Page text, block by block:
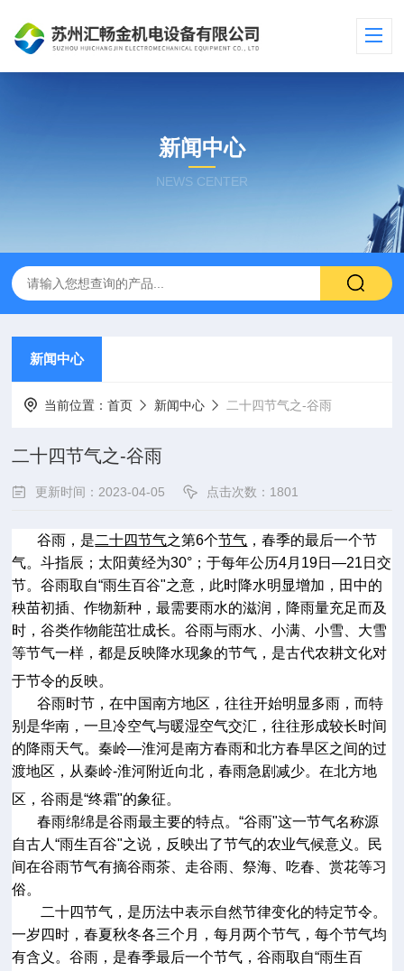
新闻中心
NEWS CENTER
新闻中心
当前位置：首页 新闻中心 二十四节气之-谷雨
二十四节气之-谷雨
更新时间：2023-04-05 点击次数：1801
谷雨，是二十四节气之第6个节气 ，春季的最后一个节
气。斗指辰；太阳黄经为30° ；于每年公历4月 19日—21 日交
节。谷雨取自“雨生百谷"之意，此时降水明显增加，田中的
秧苗初插、作物新种，最需要雨水的滋润，降雨量充足而及
时，谷类作物能茁壮成长。谷雨与雨水、小满、小雪、大雪
等节气一样，都是反映降水现象的节气，是古代农耕文化对
于节令的反映。
谷雨时节，在中国南方地区，往往开始明显多雨，而特
别是华南，一旦冷空气与暖湿空气交汇，往往形成较长时间
的降雨天气。秦岭—淮河是南方春雨和北方春旱区之间的过
渡地区，从秦岭-淮河附近向北，春雨急剧减少。在北方地
区，谷雨是“终霜"的象征。
春雨绵绵是谷雨最主要的特点。“谷雨"这一节气名称源
自古人“雨生百谷"之说，反映出了节气的农业气候意义。民
间在谷雨节气有摘谷雨茶、走谷雨、祭海、吃春、赏花等习
俗。
二十四节气，是历法中表示自然节律变化的特定节令。
一岁四时，春夏秋冬各三个月，每月两个节气，每个节气均
有含义。谷雨，是春季最后一个节气，谷雨取自“雨生百